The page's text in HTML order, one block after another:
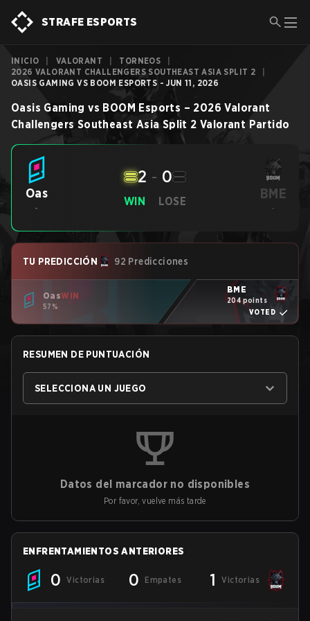
STRAFE ESPORTS
INICIO VALORANT TORNEOS
2026 VALORANT CHALLENGERS SOUTHEAST ASIA SPLIT 2
OASIS GAMING VS BOOM ESPORTS - JUN 11, 2026
Oasis Gaming vs BOOM Esports – 2026 Valorant
Challengers Southeast Asia Split 2 Valorant Partido
Oas
-
WIN
2 - 0
LOSE BME
-
TU PREDICCIÓN 92 Predicciones
OasWIN
57%
BME
204 points
VOTED
RESUMEN DE PUNTUACIÓN
SELECCIONA UN JUEGO
Datos del marcador no disponibles
Por favor, vuelve más tarde
ENFRENTAMIENTOS ANTERIORES
0 Victorias 0 Empates 1 Victorias